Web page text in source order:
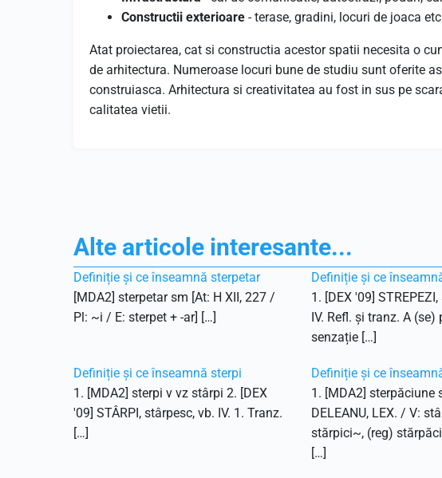
Constructii exterioare - terase, gradini, locuri de joaca
Atat proiectarea, cat si constructia acestor spatii necesita o
de arhitectura. Numeroase locuri bune de studiu sunt oferite
construiasca. Arhitectura si creativitatea au fost in sus pe
calitatea vietii.
Alte articole interesante...
Definiție și ce înseamnă sterpetar
[MDA2] sterpetar sm [At: H XII, 227 /
Pl: ~i / E: sterpet + -ar] […]
Definiție și ce
1. [DEX '09]
IV. Refl. și tranz. A (se)
senzație […]
Definiție și ce înseamnă sterpi
1. [MDA2] sterpi v vz stârpi 2. [DEX
'09] STÂRPI, stârpesc, vb. IV. 1. Tranz.
[…]
Definiție și ce
1. [MDA2] sterpăciune
DELEANU, LEX. / V:
stărpici~, (reg)
[…]